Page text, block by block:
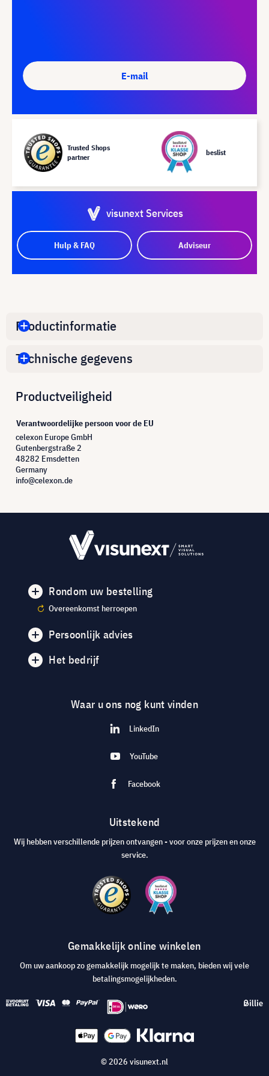
E-mail
Trusted Shops
partner
beslist
visunext Services
Hulp & FAQ Adviseur
Productinformatie
Technische gegevens
Productveiligheid
Verantwoordelijke persoon voor de EU
celexon Europe GmbH
Gutenbergstraße 2
48282 Emsdetten
Germany
info@celexon.de
Rondom uw bestelling
Overeenkomst herroepen
Persoonlijk advies
Het bedrijf
Waar u ons nog kunt vinden
LinkedIn
YouTube
Facebook
Uitstekend
Wij hebben verschillende prijzen ontvangen - voor onze prijzen en onze
service.
Gemakkelijk online winkelen
Om uw aankoop zo gemakkelijk mogelijk te maken, bieden wij vele
betalingsmogelijkheden.
© 2026 visunext.nl